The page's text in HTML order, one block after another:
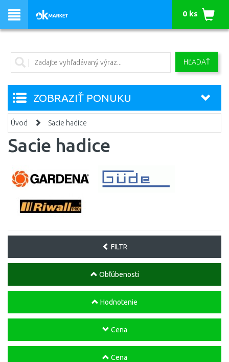
HĽADAŤ
0 ks
ZOBRAZIŤ PONUKU
Úvod Sacie hadice
Sacie hadice
FILTR
Obľúbenosti
Hodnotenie
Cena
Cena